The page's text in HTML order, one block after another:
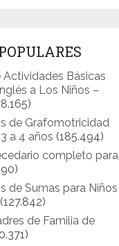
Actividades Básicas
a Los Niños –
de Grafomotricidad
a 4 años (185.494)
completo para
de Sumas para Niños
(127.842)
de Familia de